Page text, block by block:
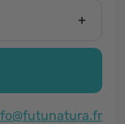
+